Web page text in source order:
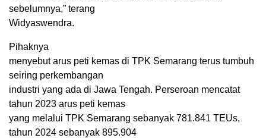
sebelumnya,” terang
Widyaswendra.
Pihaknya
menyebut arus peti kemas di TPK Semarang terus tumbuh
seiring perkembangan
industri yang ada di Jawa Tengah. Perseroan mencatat
tahun 2023 arus peti kemas
yang melalui TPK Semarang sebanyak 781.841 TEUs,
tahun 2024 sebanyak 895.904